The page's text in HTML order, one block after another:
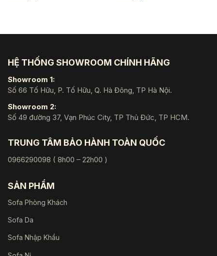
HỆ THỐNG SHOWROOM CHÍNH HÃNG
Showroom 1:
Số 66 Tố Hữu, P. Tố Hữu, Q. Hà Đông, TP Hà Nội.
Showroom 2:
Số 49 đường 37, Vạn Phúc City, TP Thủ Đức, TP HCM.
TRUNG TÂM BẢO HÀNH TOÀN QUỐC
0966290098 ( 8h00 – 22h00 )
SẢN PHẨM
Sofa Phòng Khách
Sofa Da
Sofa Nhập Khẩu